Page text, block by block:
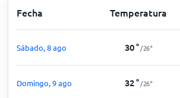
Fecha Temperatura
Sábado, 8 ago 30° /26°
Domingo, 9 ago 32° /26°